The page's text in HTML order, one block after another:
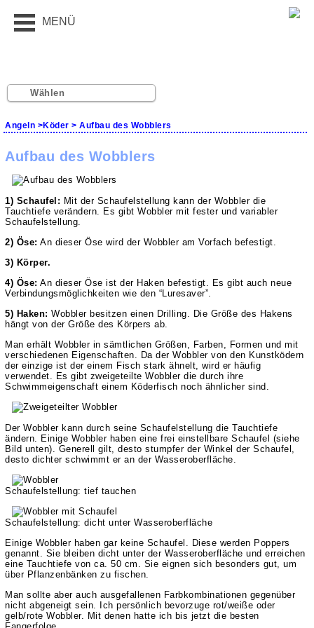
MENÜ
Wählen
Angeln >Köder > Aufbau des Wobblers
Aufbau des Wobblers
1) Schaufel: Mit der Schaufelstellung kann der Wobbler die
Tauchtiefe verändern. Es gibt Wobbler mit fester und variabler
Schaufelstellung.
2) Öse: An dieser Öse wird der Wobbler am Vorfach befestigt.
3) Körper.
4) Öse: An dieser Öse ist der Haken befestigt. Es gibt auch neue
Verbindungsmöglichkeiten wie den “Luresaver”.
5) Haken: Wobbler besitzen einen Drilling. Die Größe des Hakens
hängt von der Größe des Körpers ab.
Man erhält Wobbler in sämtlichen Größen, Farben, Formen und mit
verschiedenen Eigenschaften. Da der Wobbler von den Kunstködern
der einzige ist der einem Fisch stark ähnelt, wird er häufig
verwendet. Es gibt zweigeteilte Wobbler die durch ihre
Schwimmeigenschaft einem Köderfisch noch ähnlicher sind.
Der Wobbler kann durch seine Schaufelstellung die Tauchtiefe
ändern. Einige Wobbler haben eine frei einstellbare Schaufel (siehe
Bild unten). Generell gilt, desto stumpfer der Winkel der Schaufel,
desto dichter schwimmt er an der Wasseroberfläche.
Schaufelstellung: tief tauchen
Schaufelstellung: dicht unter Wasseroberfläche
Einige Wobbler haben gar keine Schaufel. Diese werden Poppers
genannt. Sie bleiben dicht unter der Wasseroberfläche und erreichen
eine Tauchtiefe von ca. 50 cm. Sie eignen sich besonders gut, um
über Pflanzenbänken zu fischen.
Man sollte aber auch ausgefallenen Farbkombinationen gegenüber
nicht abgeneigt sein. Ich persönlich bevorzuge rot/weiße oder
gelb/rote Wobbler. Mit denen hatte ich bis jetzt die besten